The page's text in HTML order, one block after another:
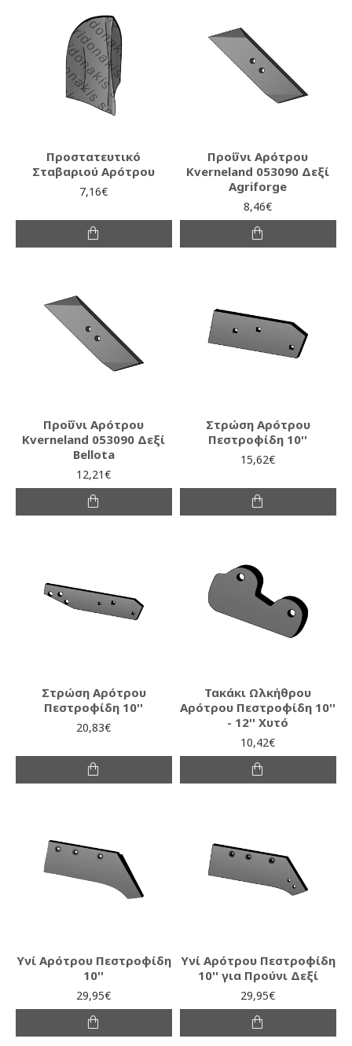
Προστατευτικό
Σταβαριού Αρότρου
7,16€
Προΰνι Αρότρου
Kverneland 053090 Δεξί
Agriforge
8,46€
Προΰνι Αρότρου
Kverneland 053090 Δεξί
Bellota
12,21€
Στρώση Αρότρου
Πεστροφίδη 10''
15,62€
Στρώση Αρότρου
Πεστροφίδη 10''
20,83€
Τακάκι Ωλκήθρου
Αρότρου Πεστροφίδη 10''
- 12'' Χυτό
10,42€
Υνί Αρότρου Πεστροφίδη
10''
29,95€
Υνί Αρότρου Πεστροφίδη
10'' για Προύνι Δεξί
29,95€